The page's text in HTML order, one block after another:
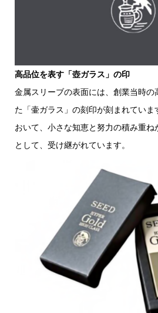
高品位を表す「壺ガラス」の印
金属スリーブの表面には、創業当時の
た「壷ガラス」の刻印が刻まれていま
おいて、小さな知恵と努力の積み重ね
として、受け継がれています。